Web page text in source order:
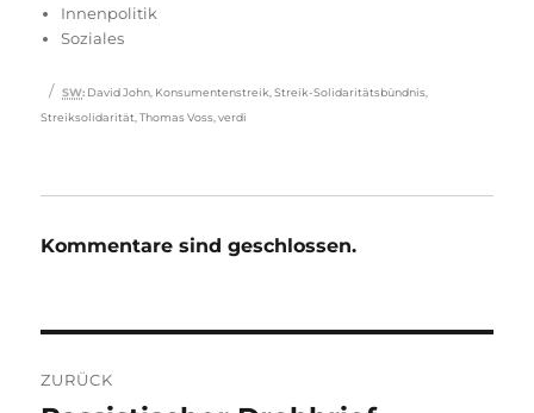
amInnenpolitik
Soziales
Schlagwörter
SW: David John Konsumentenstreik ,Streik-Solidaritätsbündnis
Streiksolidarität ,Thomas Voss ,verdi
Kommentare sind geschlossen.
ZURÜCK